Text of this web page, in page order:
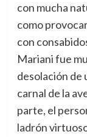
con mucha
como
con
Mariani fue
desolación de
carnal de la
parte, el
ladrón